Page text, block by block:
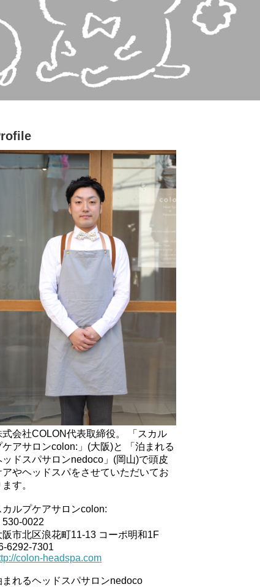
式会社COLON代表取締役。 「スカル
ケアサロンcolon:」(大阪)と 「泊まれる
ッドスパサロンnedoco」(岡山)で頭皮
アやヘッドスパをさせていただいてお
ます。
カルプケアサロンcolon:
530-0022
阪市北区浪花町11-13 コーポ明和1F
6292-7301
colon-headspa.com
まれるヘッドスパサロンnedoco